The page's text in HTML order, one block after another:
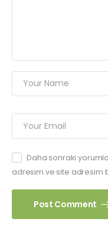
Daha sonraki
adresim ve site adresim
Post Comment